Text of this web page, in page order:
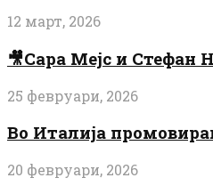
12 март, 2026
🎥Сара Мејс и Стефан
25 февруари, 2026
Во Италија
20 февруари, 2026